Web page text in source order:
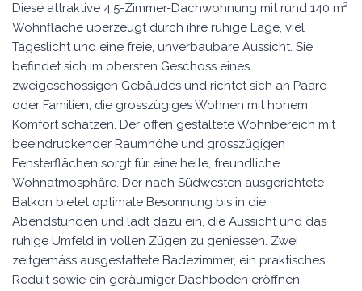
Diese attraktive 4.5-Zimmer-Dachwohnung mit rund 140 m²
Wohnfläche überzeugt durch ihre ruhige Lage, viel
Tageslicht und eine freie, unverbaubare Aussicht. Sie
befindet sich im obersten Geschoss eines
zweigeschossigen Gebäudes und richtet sich an Paare
oder Familien, die grosszügiges Wohnen mit hohem
Komfort schätzen. Der offen gestaltete Wohnbereich mit
beeindruckender Raumhöhe und grosszügigen
Fensterflächen sorgt für eine helle, freundliche
Wohnatmosphäre. Der nach Südwesten ausgerichtete
Balkon bietet optimale Besonnung bis in die
Abendstunden und lädt dazu ein, die Aussicht und das
ruhige Umfeld in vollen Zügen zu geniessen. Zwei
zeitgemäss ausgestattete Badezimmer, ein praktisches
Reduit sowie ein geräumiger Dachboden eröffnen